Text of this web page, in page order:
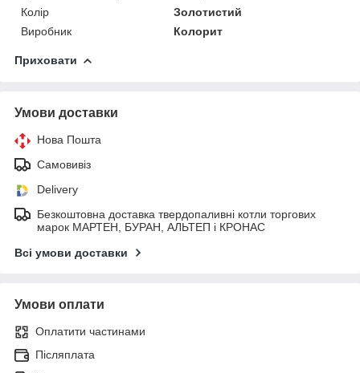
Колір
Золотистий
Виробник
Колорит
Приховати
Умови доставки
Нова Пошта
Самовивіз
Delivery
Безкоштовна доставка твердопаливні котли торгових
марок МАРТЕН, БУРАН, АЛЬТЕП і КРОНАС
Всі умови доставки
Умови оплати
Оплатити частинами
Післяплата